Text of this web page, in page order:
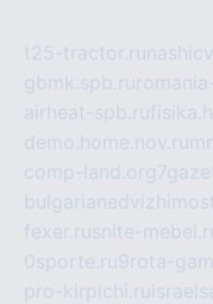
t25-tractor.ru
gbmk.spb.ru
airheat-spb.ru
demo.home.nov.ru
comp-land.org
fexer.rusnite-
0sporte.ru9rota-
pro-kirpichi.ru